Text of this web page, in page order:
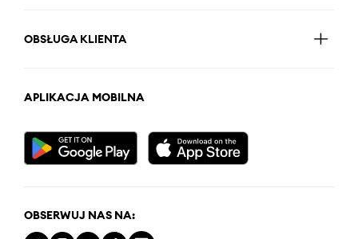
OBSŁUGA KLIENTA
APLIKACJA MOBILNA
OBSERWUJ NAS NA: